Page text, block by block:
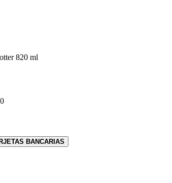
820 ml
0
BANCARIAS